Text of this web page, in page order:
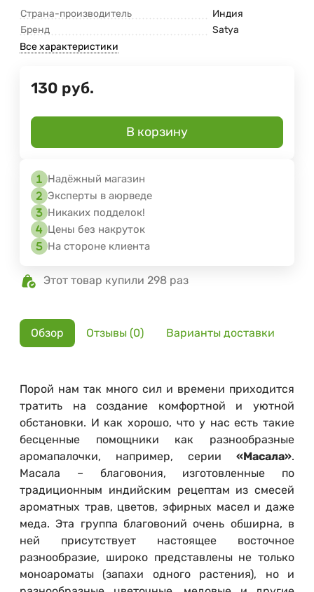
Страна-производитель
Индия
Бренд
Satya
Все характеристики
130 руб.
В корзину
Надёжный магазин
Эксперты в аюрведе
Никаких подделок!
Цены без накруток
На стороне клиента
Этот товар купили 298 раз
Обзор Отзывы (0) Варианты доставки
Порой нам так много сил и времени приходится
тратить на создание комфортной и уютной
обстановки. И как хорошо, что у нас есть такие
бесценные помощники как разнообразные
аромапалочки, например, серии «Масала».
Масала – благовония, изготовленные по
традиционным индийским рецептам из смесей
ароматных трав, цветов, эфирных масел и даже
меда. Эта группа благовоний очень обширна, в
ней присутствует настоящее восточное
разнообразие, широко представлены не только
моноароматы (запахи одного растения), но и